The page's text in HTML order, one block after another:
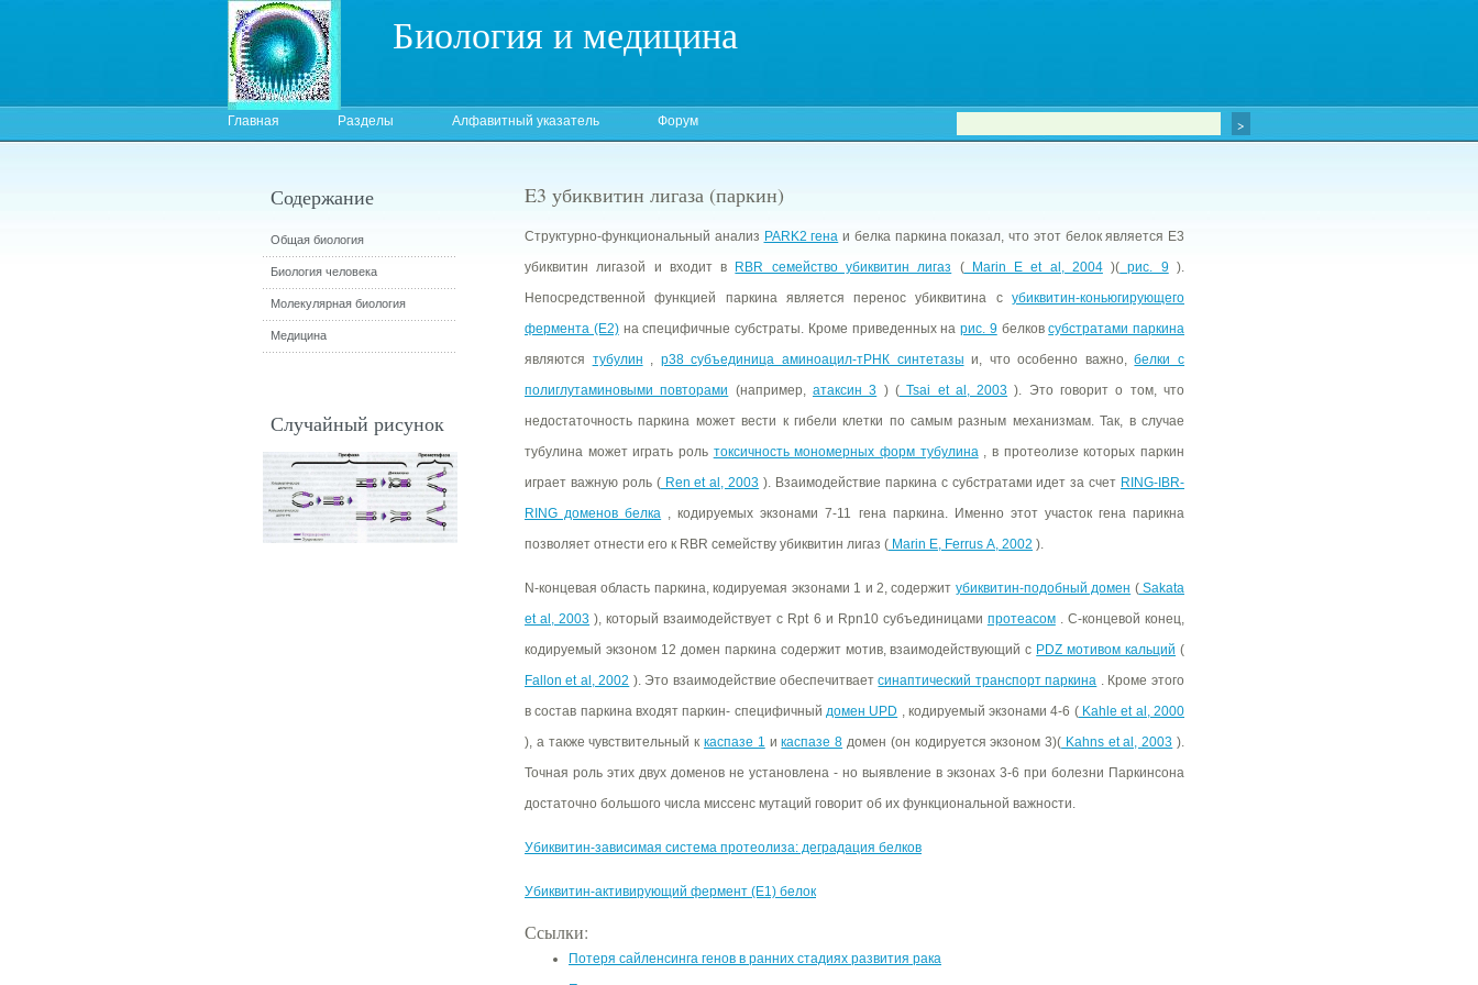
Биология и медицина
Главная Разделы Алфавитный указатель Форум
E3 убиквитин лигаза (паркин)
Структурно-функциональный анализ PARK2 гена и белка паркина показал, что этот белок является Е3
убиквитин лигазой и входит в
RBR семейство убиквитин лигаз (Marin E et al, 2004)( рис. 9 ).
Непосредственной функцией паркина является перенос убиквитина с убиквитин-коньюгирующего
фермента (Е2)на специфичные субстраты. Кроме приведенных на рис. 9 белковсубстратами паркина
являются тубулин , p38 субъединица аминоацил-тРНК синтетазы и, что особенно важно,белки с
полиглутаминовыми повторами (например, атаксин 3 ) (Tsai et al, 2003 ). Это говорит о том, что
недостаточность паркина может вести к гибели клетки по самым разным механизмам. Так, в случае
тубулина может играть роль токсичность мономерных форм тубулина, в протеолизе которых паркин
играет важную роль (Ren et al, 2003 ). Взаимодействие паркина с субстратами идет за счет RING-IBR-
RING доменов белка , кодируемых экзонами 7-11 гена паркина. Именно этот участок гена парикна
позволяет отнести его к RBR семейству убиквитин лигаз ( Marin Е, Ferrus А, 2002 ).
N-концевая область паркина, кодируемая экзонами 1 и 2, содержит убиквитин-подобный домен (Sakata
et al, 2003 ), который взаимодействует с Rpt 6 и Rpn10 субъединицами протеасом. С-концевой конец,
кодируемый экзоном 12 домен паркина содержит мотив, взаимодействующий с PDZ мотивом кальций (
Fallon et al, 2002 ). Это взаимодействие обеспечитваетсинаптический транспорт паркина . Кроме этого
в состав паркина входят паркин- специфичный домен UPD , кодируемый экзонами 4-6 (Kahle et al, 2000
), а также чувствительный к каспазе 1 икаспазе 8 домен (он кодируется экзоном 3)( Kahns et al, 2003 ).
Точная роль этих двух доменов не установлена - но выявление в экзонах 3-6 при болезни Паркинсона
достаточно большого числа миссенс мутаций говорит об их функциональной важности.
Убиквитин-зависимая система протеолиза: деградация белков
Убиквитин-активирующий фермент (E1) белок
Ссылки:
Потеря сайленсинга генов в ранних стадиях развития рака
Содержание
Общая биология
Биология человека
Молекулярная биология
Медицина
Случайный рисунок